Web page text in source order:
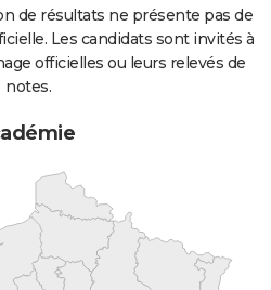
de résultats ne présente pas de
Les candidats sont invités à
officielles ou leurs relevés de
notes.